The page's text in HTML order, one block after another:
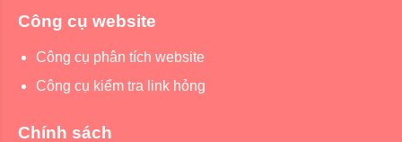
Công cụ website
Công cụ phân tích website
Công cụ kiểm tra link hỏng
Chính sách